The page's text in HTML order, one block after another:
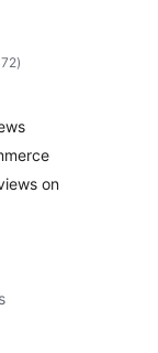
puntuacions
totals
)
on